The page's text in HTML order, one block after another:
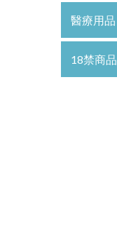
醫療用品
18禁商品